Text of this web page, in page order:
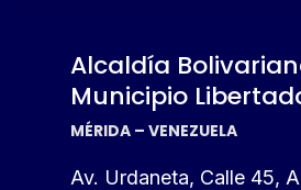
Alcaldía
Municipio
MÉRIDA – VENEZUELA
Av. Urdaneta, Calle 45,